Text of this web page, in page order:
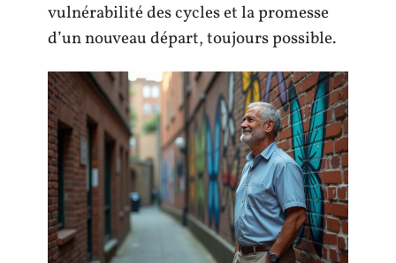
vulnérabilité des cycles et la promesse
d’un nouveau départ, toujours possible.